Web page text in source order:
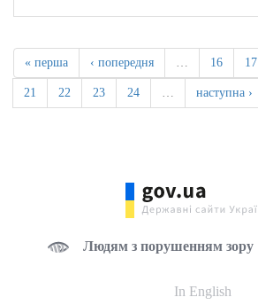
« перша ‹ попередня … 16 17
21 22 23 24 … наступна ›
Людям з порушенням зору
In English